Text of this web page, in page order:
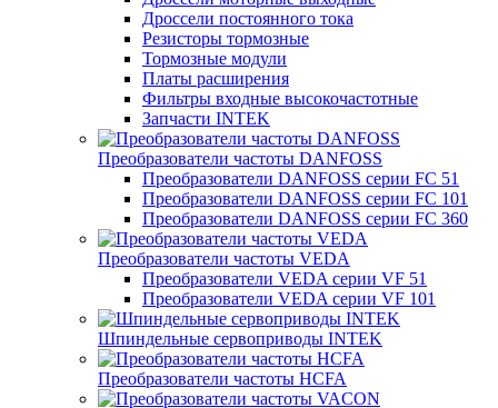
Дроссели постоянного тока
Резисторы тормозные
Тормозные модули
Платы расширения
Фильтры входные высокочастотные
Запчасти INTEK
Преобразователи частоты DANFOSS
Преобразователи DANFOSS серии FC 51
Преобразователи DANFOSS серии FC 101
Преобразователи DANFOSS серии FC 360
Преобразователи частоты VEDA
Преобразователи VEDA серии VF 51
Преобразователи VEDA серии VF 101
Шпиндельные сервоприводы INTEK
Преобразователи частоты HCFA